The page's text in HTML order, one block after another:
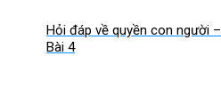
Hỏi đáp về quyền con người –
Bài 4